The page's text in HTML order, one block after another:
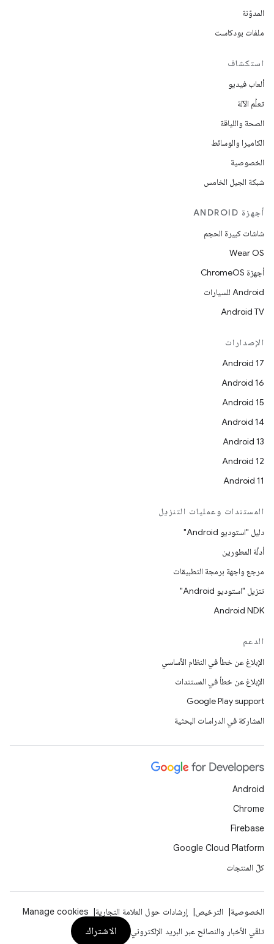
المدوّنة
ملفات بودكاست
استكشاف
ألعاب فيديو
تعلُم الآلة
الصحة واللياقة
الكاميرا والوسائط
الخصوصية
شبكة الجيل الخامس
أجهزة ANDROID
شاشات كبيرة الحجم
Wear OS
أجهزة ChromeOS
Android للسيارات
Android TV
الإصدارات
Android 17
Android 16
Android 15
Android 14
Android 13
Android 12
Android 11
المستندات وعمليات التنزيل
دليل "استوديو Android"
أدلّة المطورين
مرجع واجهة برمجة التطبيقات
تنزيل "استوديو Android"
Android NDK
الدعم
الإبلاغ عن خطأ في النظام الأساسي
الإبلاغ عن خطأ في المستندات
Google Play support
المشاركة في الدراسات البحثية
Android
Chrome
Firebase
Google Cloud Platform
كلّ المنتجات
الخصوصية الترخيص إرشادات حول العلامة التجارية
Manage cookies
تلقّي الأخبار والنصائح عبر البريد الإلكتروني
الاشتراك